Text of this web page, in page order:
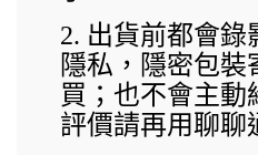
2. 出貨前都會錄
隱私，隱密包裝
買；也不會主動
評價請再用聊聊